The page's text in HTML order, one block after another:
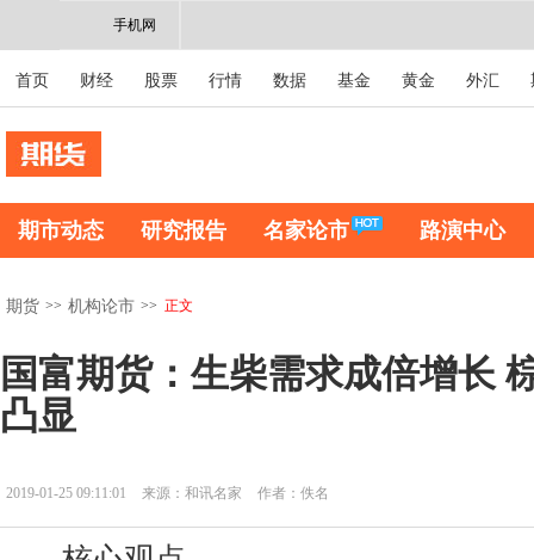
手机网
首页 财经 股票 行情 数据 基金 黄金 外汇
期市动态 研究报告 名家论市 路演中心
期货 >> 机构论市 >> 正文
国富期货：生柴需求成倍增长
凸显
2019-01-25 09:11:01 来源：和讯名家 作者：佚名